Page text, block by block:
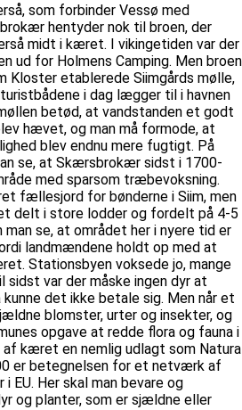
som forbinder Vessø med
hentyder nok til broen, der
midt i kæret. I vikingetiden var der
ud for Holmens Camping. Men broen
Kloster etablerede Siimgårds mølle,
i dag lægger til i havnen
betød, at vandstanden et godt
hævet, og man må formode, at
blev endnu mere fugtigt. På
se, at Skærsbrokær sidst i 1700-
med sparsom træbevoksning.
fællesjord for bønderne i Siim, men
delt i store lodder og fordelt på 4-5
man se, at området her i nyere tid er
landmændene holdt op med at
Stationsbyen voksede jo, mange
var der måske ingen dyr at
det ikke betale sig. Men når et
blomster, urter og insekter, og
opgave at redde flora og fauna i
kæret en nemlig udlagt som Natura
er betegnelsen for et netværk af
EU. Her skal man bevare og
og planter, som er sjældne eller